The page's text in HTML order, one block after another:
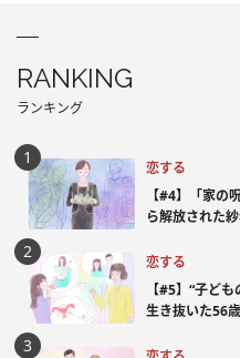
RANKING
ランキング
恋する
【#4】「家の
ら解放された
恋する
【#5】“子ど
生き抜いた56